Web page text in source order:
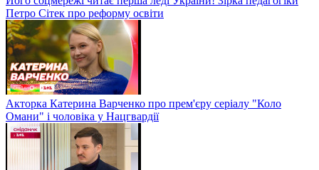
Петро Сітек про реформу освіти
Акторка Катерина Варченко про прем'єру серіалу "Коло
Омани" і чоловіка у Нацгвардії